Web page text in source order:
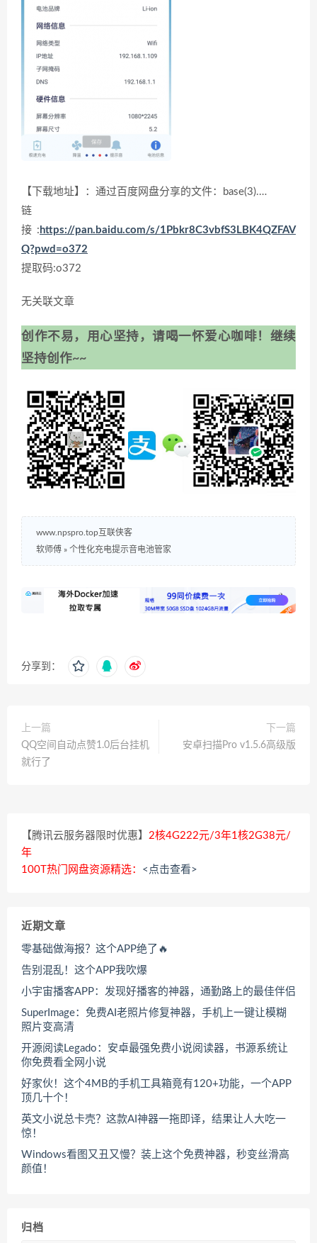
【下载地址】：通过百度网盘分享的文件：base(3).…
链
接: https://pan.baidu.com/s/1Pbkr8C3vbfS3LBK4QZFAV
Q?pwd=o372
提取码:o372
无关联文章
创作不易，用心坚持，请喝一怀爱心咖啡！继续
坚持创作~~
www.npspro.top互联侠客
软师傅 » 个性化充电提示音电池管家
分享到：
上一篇
QQ空间自动点赞1.0后台挂机
就行了
下一篇
安卓扫描Pro v1.5.6高级版
【腾讯云服务器限时优惠】 2核4G222元/3年1核2G38元/
年
100T热门网盘资源精选： <点击查看>
近期文章
零基础做海报？这个APP绝了🔥
告别混乱！这个APP我吹爆
小宇宙播客APP：发现好播客的神器，通勤路上的最佳伴侣
SuperImage：免费AI老照片修复神器，手机上一键让模糊
照片变高清
开源阅读Legado：安卓最强免费小说阅读器，书源系统让
你免费看全网小说
好家伙！这个4MB的手机工具箱竟有120+功能，一个APP
顶几十个！
英文小说总卡壳？这款AI神器一拖即译，结果让人大吃一
惊！
Windows看图又丑又慢？装上这个免费神器，秒变丝滑高
颜值！
归档